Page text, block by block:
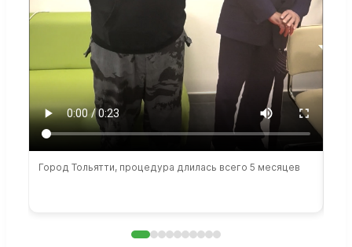
Город Тольятти, процедура длилась всего 5 месяцев